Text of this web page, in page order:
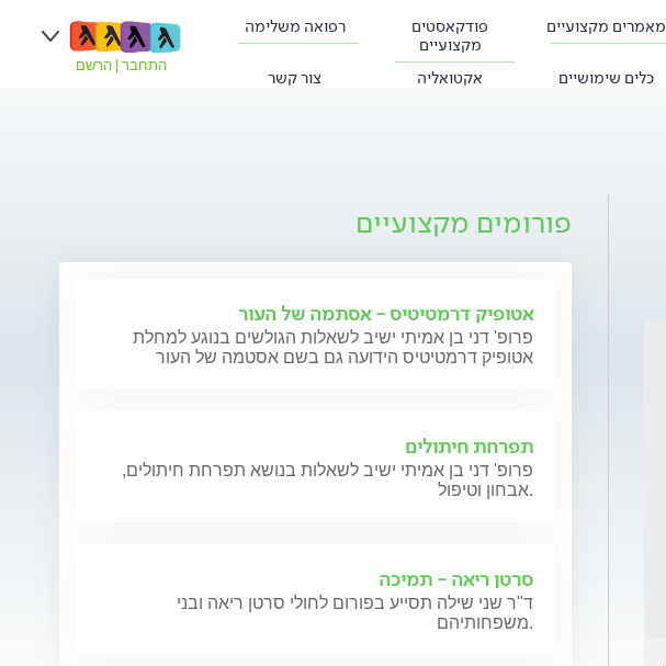
מאמרים מקצועיים
פודקאסטים
מקצועיים
רפואה משלימה
כלים שימושיים אקטואליה צור קשר
התחבר הרשם
פורומים מקצועיים
אטופיק דרמטיטיס - אסתמה של העור
פרופ' דני בן אמיתי ישיב לשאלות הגולשים בנוגע למחלת
אטופיק דרמטיטיס הידועה גם בשם אסטמה של העור
תפרחת חיתולים
פרופ' דני בן אמיתי ישיב לשאלות בנושא תפרחת חיתולים,
אבחון וטיפול.
סרטן ריאה - תמיכה
ד"ר שני שילה תסייע בפורום לחולי סרטן ריאה ובני
משפחותיהם.